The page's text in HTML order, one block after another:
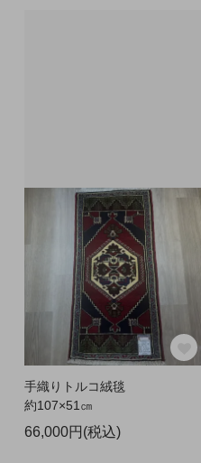
手織りトルコ絨毯
約107×51㎝
66,000円(税込)